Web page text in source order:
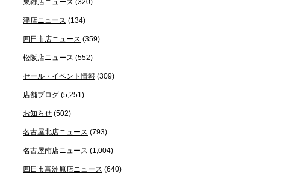
東郷店ニュース (320)
津店ニュース (134)
四日市店ニュース (359)
松阪店ニュース (552)
セール・イベント情報 (309)
店舗ブログ (5,251)
お知らせ (502)
名古屋北店ニュース (793)
名古屋南店ニュース (1,004)
四日市富洲原店ニュース (640)